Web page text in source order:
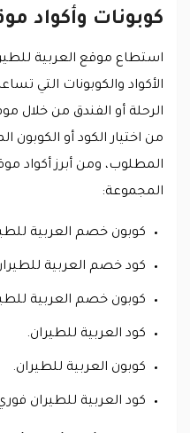
كوبونات وأكواد
استطاع موقع العربية
الأكواد والكوبونات التي
الرحلة أو الفندق من خلال
من اختيار الكود أو الكوبون
المطلوب، ومن أبرز أكواد
المجموعة:
كوبون خصم العربية
كود خصم العربية للطيران
كوبون خصم العربية للطيران
كود العربية للطيران.
كوبون العربية للطيران.
كود العربية للطيران